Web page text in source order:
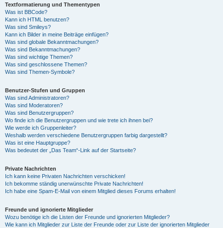
Textformatierung und Thementypen
Was ist BBCode?
Kann ich HTML benutzen?
Was sind Smileys?
Kann ich Bilder in meine Beiträge einfügen?
Was sind globale Bekanntmachungen?
Was sind Bekanntmachungen?
Was sind wichtige Themen?
Was sind geschlossene Themen?
Was sind Themen-Symbole?
Benutzer-Stufen und Gruppen
Was sind Administratoren?
Was sind Moderatoren?
Was sind Benutzergruppen?
Wo finde ich die Benutzergruppen und wie trete ich ihnen bei?
Wie werde ich Gruppenleiter?
Weshalb werden verschiedene Benutzergruppen farbig dargestellt?
Was ist eine Hauptgruppe?
Was bedeutet der „Das Team“-Link auf der Startseite?
Private Nachrichten
Ich kann keine Privaten Nachrichten verschicken!
Ich bekomme ständig unerwünschte Private Nachrichten!
Ich habe eine Spam-E-Mail von einem Mitglied dieses Forums erhalten!
Freunde und ignorierte Mitglieder
Wozu benötige ich die Listen der Freunde und ignorierten Mitglieder?
Wie kann ich Mitglieder zur Liste der Freunde oder zur Liste der ignorierten Mitglieder